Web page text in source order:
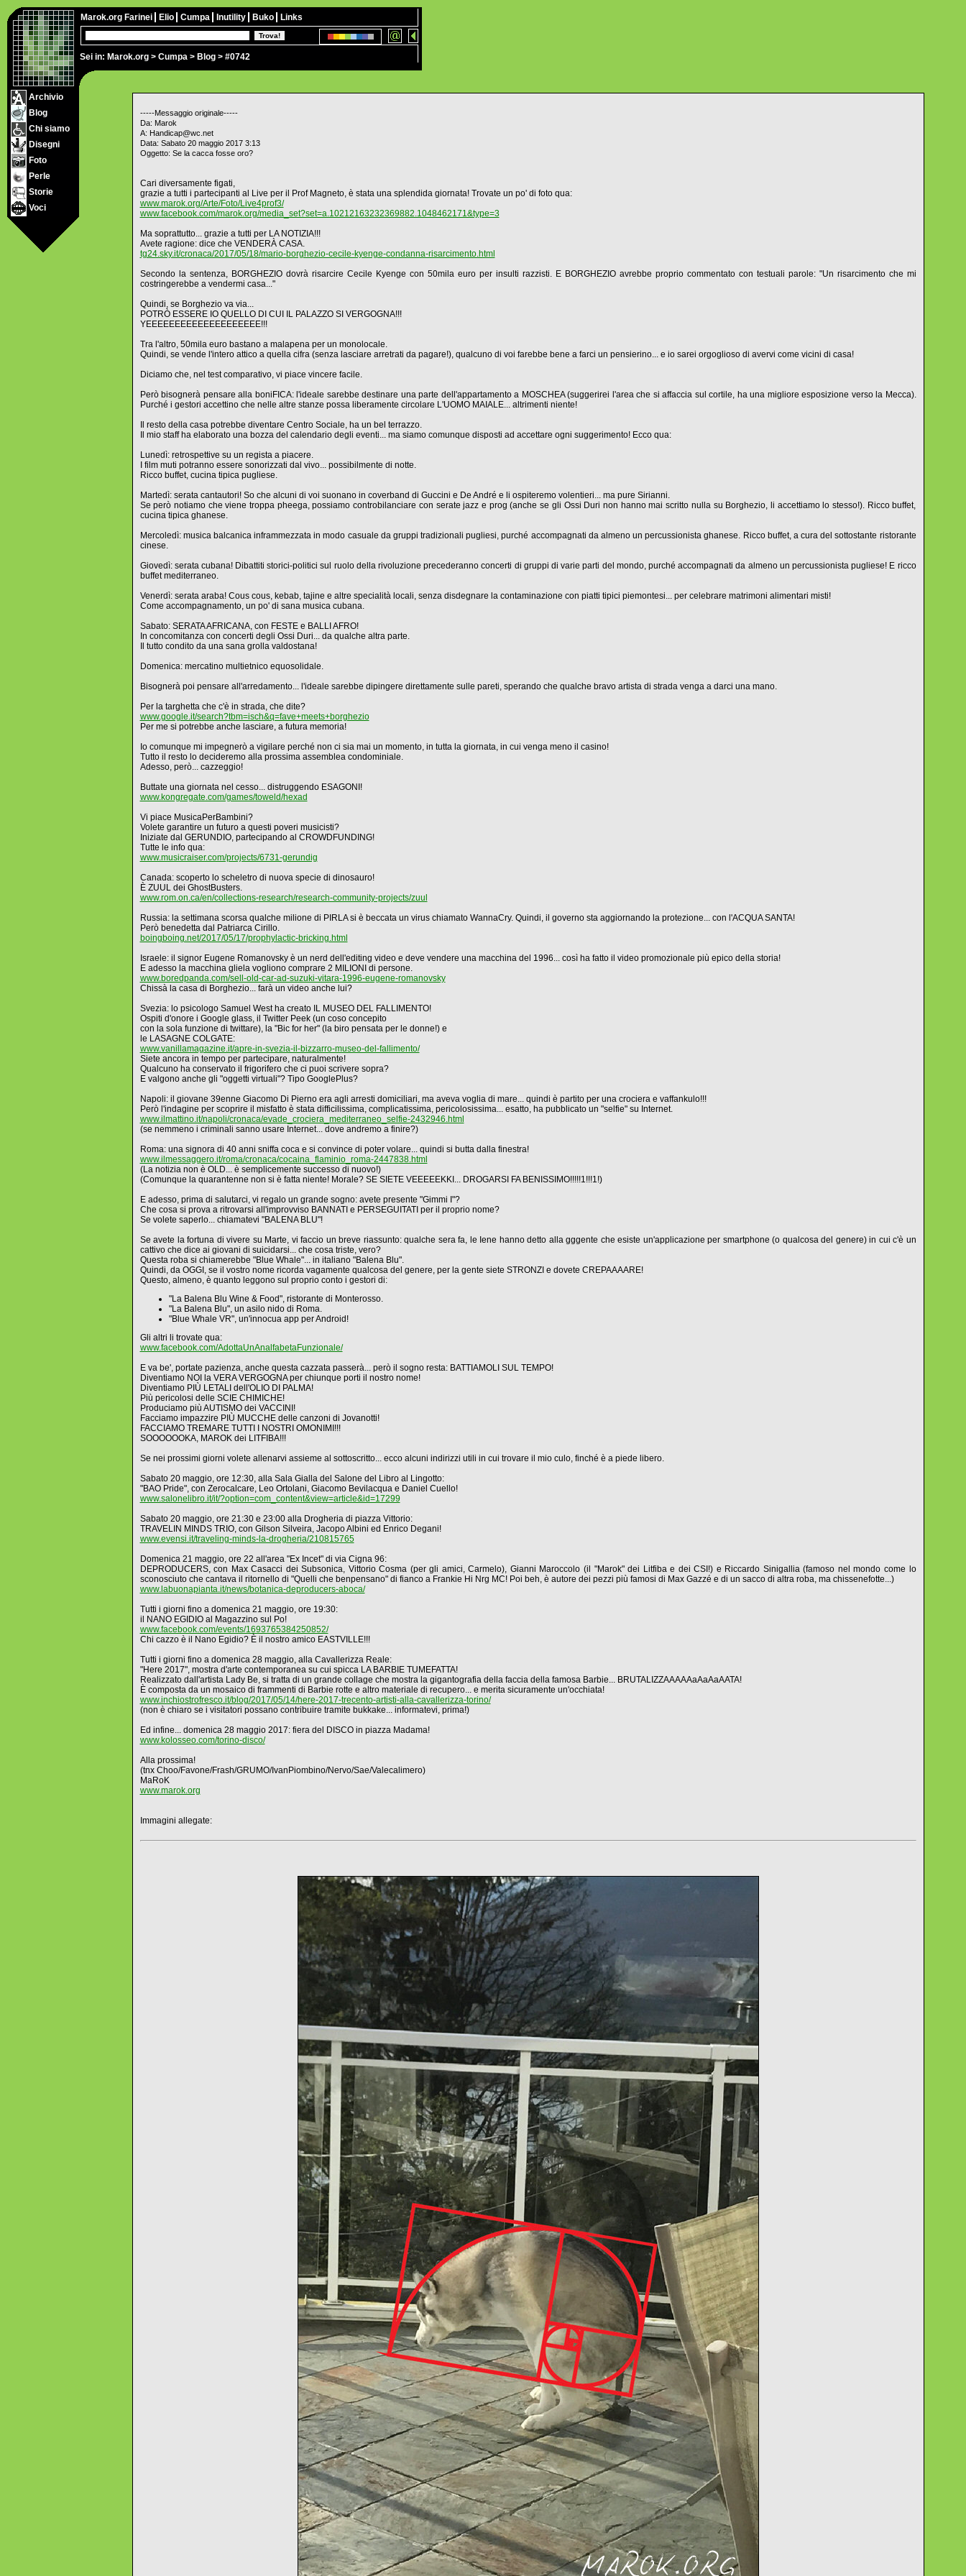
Sei in: Marok.org > Cumpa > Blog > #0742
Marok.org Farinei Elio Cumpa Inutility Buko Links
Archivio
Blog
Chi siamo
Disegni
Foto
Perle
Storie
Voci
-----Messaggio originale-----
Da: Marok
A: Handicap@wc.net
Data: Sabato 20 maggio 2017 3:13
Oggetto: Se la cacca fosse oro?
Cari diversamente figati,
grazie a tutti i partecipanti al Live per il Prof Magneto, è stata una splendida giornata! Trovate un po' di foto qua:
www.marok.org/Arte/Foto/Live4prof3/
www.facebook.com/marok.org/media_set?set=a.10212163232369882.1048462171&type=3
Ma soprattutto... grazie a tutti per LA NOTIZIA!!!
Avete ragione: dice che VENDERÀ CASA.
tg24.sky.it/cronaca/2017/05/18/mario-borghezio-cecile-kyenge-condanna-risarcimento.html
Secondo la sentenza, BORGHEZIO dovrà risarcire Cecile Kyenge con 50mila euro per insulti razzisti. E BORGHEZIO avrebbe proprio commentato con testuali parole: "Un risarcimento che mi
costringerebbe a vendermi casa..."
Quindi, se Borghezio va via...
POTRÒ ESSERE IO QUELLO DI CUI IL PALAZZO SI VERGOGNA!!!
YEEEEEEEEEEEEEEEEEEEE!!!
Tra l'altro, 50mila euro bastano a malapena per un monolocale.
Quindi, se vende l'intero attico a quella cifra (senza lasciare arretrati da pagare!), qualcuno di voi farebbe bene a farci un pensierino... e io sarei orgoglioso di avervi come vicini di casa!
Diciamo che, nel test comparativo, vi piace vincere facile.
Però bisognerà pensare alla boniFICA: l'ideale sarebbe destinare una parte dell'appartamento a MOSCHEA (suggerirei l'area che si affaccia sul cortile, ha una migliore esposizione verso la Mecca).
Purché i gestori accettino che nelle altre stanze possa liberamente circolare L'UOMO MAIALE... altrimenti niente!
Il resto della casa potrebbe diventare Centro Sociale, ha un bel terrazzo.
Il mio staff ha elaborato una bozza del calendario degli eventi... ma siamo comunque disposti ad accettare ogni suggerimento! Ecco qua:
Lunedì: retrospettive su un regista a piacere.
I film muti potranno essere sonorizzati dal vivo... possibilmente di notte.
Ricco buffet, cucina tipica pugliese.
Martedì: serata cantautori! So che alcuni di voi suonano in coverband di Guccini e De André e li ospiteremo volentieri... ma pure Sirianni.
Se però notiamo che viene troppa pheega, possiamo controbilanciare con serate jazz e prog (anche se gli Ossi Duri non hanno mai scritto nulla su Borghezio, li accettiamo lo stesso!). Ricco buffet,
cucina tipica ghanese.
Mercoledì: musica balcanica inframmezzata in modo casuale da gruppi tradizionali pugliesi, purché accompagnati da almeno un percussionista ghanese. Ricco buffet, a cura del sottostante ristorante
cinese.
Giovedì: serata cubana! Dibattiti storici-politici sul ruolo della rivoluzione precederanno concerti di gruppi di varie parti del mondo, purché accompagnati da almeno un percussionista pugliese! E ricco
buffet mediterraneo.
Venerdì: serata araba! Cous cous, kebab, tajine e altre specialità locali, senza disdegnare la contaminazione con piatti tipici piemontesi... per celebrare matrimoni alimentari misti!
Come accompagnamento, un po' di sana musica cubana.
Sabato: SERATA AFRICANA, con FESTE e BALLI AFRO!
In concomitanza con concerti degli Ossi Duri... da qualche altra parte.
Il tutto condito da una sana grolla valdostana!
Domenica: mercatino multietnico equosolidale.
Bisognerà poi pensare all'arredamento... l'ideale sarebbe dipingere direttamente sulle pareti, sperando che qualche bravo artista di strada venga a darci una mano.
Per la targhetta che c'è in strada, che dite?
www.google.it/search?tbm=isch&q=fave+meets+borghezio
Per me si potrebbe anche lasciare, a futura memoria!
Io comunque mi impegnerò a vigilare perché non ci sia mai un momento, in tutta la giornata, in cui venga meno il casino!
Tutto il resto lo decideremo alla prossima assemblea condominiale.
Adesso, però... cazzeggio!
Buttate una giornata nel cesso... distruggendo ESAGONI!
www.kongregate.com/games/toweld/hexad
Vi piace MusicaPerBambini?
Volete garantire un futuro a questi poveri musicisti?
Iniziate dal GERUNDIO, partecipando al CROWDFUNDING!
Tutte le info qua:
www.musicraiser.com/projects/6731-gerundig
Canada: scoperto lo scheletro di nuova specie di dinosauro!
È ZUUL dei GhostBusters.
www.rom.on.ca/en/collections-research/research-community-projects/zuul
Russia: la settimana scorsa qualche milione di PIRLA si è beccata un virus chiamato WannaCry. Quindi, il governo sta aggiornando la protezione... con l'ACQUA SANTA!
Però benedetta dal Patriarca Cirillo.
boingboing.net/2017/05/17/prophylactic-bricking.html
Israele: il signor Eugene Romanovsky è un nerd dell'editing video e deve vendere una macchina del 1996... così ha fatto il video promozionale più epico della storia!
E adesso la macchina gliela vogliono comprare 2 MILIONI di persone.
www.boredpanda.com/sell-old-car-ad-suzuki-vitara-1996-eugene-romanovsky
Chissà la casa di Borghezio... farà un video anche lui?
Svezia: lo psicologo Samuel West ha creato IL MUSEO DEL FALLIMENTO!
Ospiti d'onore i Google glass, il Twitter Peek (un coso concepito
con la sola funzione di twittare), la "Bic for her" (la biro pensata per le donne!) e
le LASAGNE COLGATE:
www.vanillamagazine.it/apre-in-svezia-il-bizzarro-museo-del-fallimento/
Siete ancora in tempo per partecipare, naturalmente!
Qualcuno ha conservato il frigorifero che ci puoi scrivere sopra?
E valgono anche gli "oggetti virtuali"? Tipo GooglePlus?
Napoli: il giovane 39enne Giacomo Di Pierno era agli arresti domiciliari, ma aveva voglia di mare... quindi è partito per una crociera e vaffankulo!!!
Però l'indagine per scoprire il misfatto è stata difficilissima, complicatissima, pericolosissima... esatto, ha pubblicato un "selfie" su Internet.
www.ilmattino.it/napoli/cronaca/evade_crociera_mediterraneo_selfie-2432946.html
(se nemmeno i criminali sanno usare Internet... dove andremo a finire?)
Roma: una signora di 40 anni sniffa coca e si convince di poter volare... quindi si butta dalla finestra!
www.ilmessaggero.it/roma/cronaca/cocaina_flaminio_roma-2447838.html
(La notizia non è OLD... è semplicemente successo di nuovo!)
(Comunque la quarantenne non si è fatta niente! Morale? SE SIETE VEEEEEKKI... DROGARSI FA BENISSIMO!!!!!1!!!1!)
E adesso, prima di salutarci, vi regalo un grande sogno: avete presente "Gimmi I"?
Che cosa si prova a ritrovarsi all'improvviso BANNATI e PERSEGUITATI per il proprio nome?
Se volete saperlo... chiamatevi "BALENA BLU"!
Se avete la fortuna di vivere su Marte, vi faccio un breve riassunto: qualche sera fa, le Iene hanno detto alla gggente che esiste un'applicazione per smartphone (o qualcosa del genere) in cui c'è un
cattivo che dice ai giovani di suicidarsi... che cosa triste, vero?
Questa roba si chiamerebbe "Blue Whale"... in italiano "Balena Blu".
Quindi, da OGGI, se il vostro nome ricorda vagamente qualcosa del genere, per la gente siete STRONZI e dovete CREPAAAARE!
Questo, almeno, è quanto leggono sul proprio conto i gestori di:
"La Balena Blu Wine & Food", ristorante di Monterosso.
"La Balena Blu", un asilo nido di Roma.
"Blue Whale VR", un'innocua app per Android!
Gli altri li trovate qua:
www.facebook.com/AdottaUnAnalfabetaFunzionale/
E va be', portate pazienza, anche questa cazzata passerà... però il sogno resta: BATTIAMOLI SUL TEMPO!
Diventiamo NOI la VERA VERGOGNA per chiunque porti il nostro nome!
Diventiamo PIÙ LETALI dell'OLIO DI PALMA!
Più pericolosi delle SCIE CHIMICHE!
Produciamo più AUTISMO dei VACCINI!
Facciamo impazzire PIÙ MUCCHE delle canzoni di Jovanotti!
FACCIAMO TREMARE TUTTI I NOSTRI OMONIMI!!!
SOOOOOOKA, MAROK dei LITFIBA!!!
Se nei prossimi giorni volete allenarvi assieme al sottoscritto... ecco alcuni indirizzi utili in cui trovare il mio culo, finché è a piede libero.
Sabato 20 maggio, ore 12:30, alla Sala Gialla del Salone del Libro al Lingotto:
"BAO Pride", con Zerocalcare, Leo Ortolani, Giacomo Bevilacqua e Daniel Cuello!
www.salonelibro.it/it/?option=com_content&view=article&id=17299
Sabato 20 maggio, ore 21:30 e 23:00 alla Drogheria di piazza Vittorio:
TRAVELIN MINDS TRIO, con Gilson Silveira, Jacopo Albini ed Enrico Degani!
www.evensi.it/traveling-minds-la-drogheria/210815765
Domenica 21 maggio, ore 22 all'area "Ex Incet" di via Cigna 96:
DEPRODUCERS, con Max Casacci dei Subsonica, Vittorio Cosma (per gli amici, Carmelo), Gianni Maroccolo (il "Marok" dei Litfiba e dei CSI!) e Riccardo Sinigallia (famoso nel mondo come lo
sconosciuto che cantava il ritornello di "Quelli che benpensano" di fianco a Frankie Hi Nrg MC! Poi beh, è autore dei pezzi più famosi di Max Gazzé e di un sacco di altra roba, ma chissenefotte...)
www.labuonapianta.it/news/botanica-deproducers-aboca/
Tutti i giorni fino a domenica 21 maggio, ore 19:30:
il NANO EGIDIO al Magazzino sul Po!
www.facebook.com/events/1693765384250852/
Chi cazzo è il Nano Egidio? È il nostro amico EASTVILLE!!!
Tutti i giorni fino a domenica 28 maggio, alla Cavallerizza Reale:
"Here 2017", mostra d'arte contemporanea su cui spicca LA BARBIE TUMEFATTA!
Realizzato dall'artista Lady Be, si tratta di un grande collage che mostra la gigantografia della faccia della famosa Barbie... BRUTALIZZAAAAAaAaAaAATA!
È composta da un mosaico di frammenti di Barbie rotte e altro materiale di recupero... e merita sicuramente un'occhiata!
www.inchiostrofresco.it/blog/2017/05/14/here-2017-trecento-artisti-alla-cavallerizza-torino/
(non è chiaro se i visitatori possano contribuire tramite bukkake... informatevi, prima!)
Ed infine... domenica 28 maggio 2017: fiera del DISCO in piazza Madama!
www.kolosseo.com/torino-disco/
Alla prossima!
(tnx Choo/Favone/Frash/GRUMO/IvanPiombino/Nervo/Sae/Valecalimero)
MaRoK
www.marok.org
Immagini allegate: